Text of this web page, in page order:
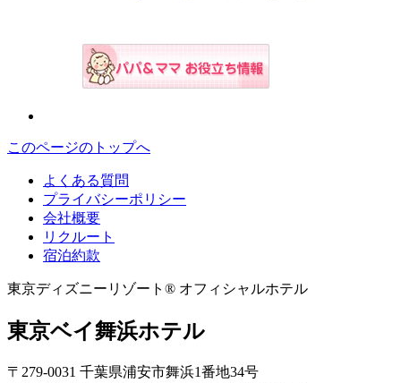
このページのトップへ
よくある質問
プライバシーポリシー
会社概要
リクルート
宿泊約款
東京ディズニーリゾート® オフィシャルホテル
東京ベイ舞浜ホテル
〒279-0031 千葉県浦安市舞浜1番地34号